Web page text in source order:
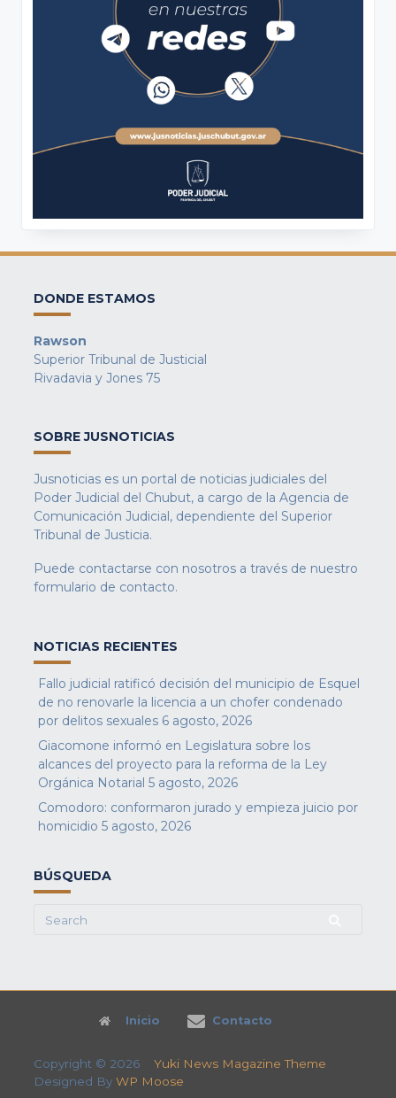
DONDE ESTAMOS
Rawson
Superior Tribunal de Justicial
Rivadavia y Jones 75
SOBRE JUSNOTICIAS
Jusnoticias es un portal de noticias judiciales del
Poder Judicial del Chubut, a cargo de la Agencia de
Comunicación Judicial, dependiente del Superior
Tribunal de Justicia.
Puede contactarse con nosotros a través de nuestro
formulario de contacto.
NOTICIAS RECIENTES
Fallo judicial ratificó decisión del municipio de Esquel
de no renovarle la licencia a un chofer condenado
por delitos sexuales 6 agosto, 2026
Giacomone informó en Legislatura sobre los
alcances del proyecto para la reforma de la Ley
Orgánica Notarial 5 agosto, 2026
Comodoro: conformaron jurado y empieza juicio por
homicidio 5 agosto, 2026
BÚSQUEDA
Search
Inicio Contacto
Copyright © 2026 Yuki News Magazine Theme
Designed By WP Moose